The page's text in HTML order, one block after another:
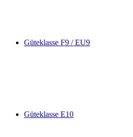
Güteklasse F9 / EU9
Güteklasse E10